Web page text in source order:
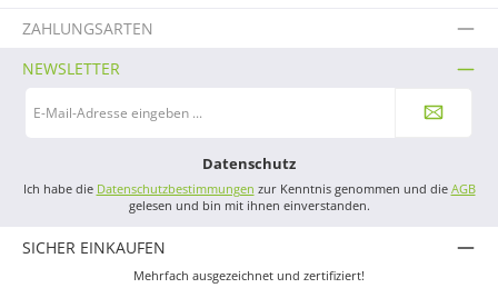
ZAHLUNGSARTEN
NEWSLETTER
Mail-
Datenschutz
Ich habe die Datenschutzbestimmungen zur Kenntnis genommen und die AGB
gelesen und bin mit ihnen einverstanden.
SICHER EINKAUFEN
Mehrfach ausgezeichnet und zertifiziert!